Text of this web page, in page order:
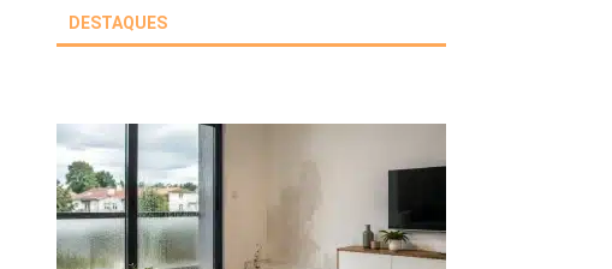
DESTAQUES